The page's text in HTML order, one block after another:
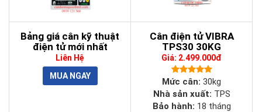
Bảng giá cân kỹ thuật
điện tử mới nhất
Liên Hệ
Cân điện tử VIBRA
TPS30 30KG
Giá: 2.499.000đ
Mức cân: 30kg
Nhà sản xuất: TPS
Bảo hành: 18 tháng